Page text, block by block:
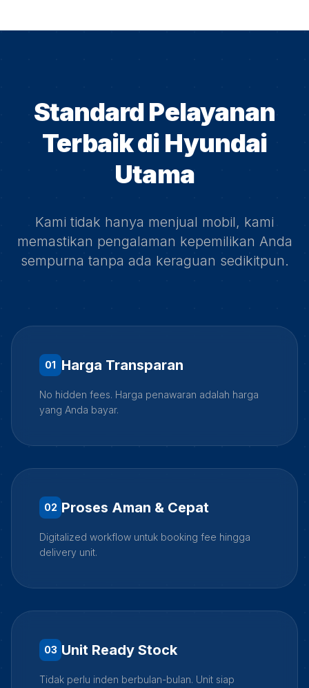
Standard Pelayanan
Terbaik di Hyundai
Utama
Kami tidak hanya menjual mobil, kami
memastikan pengalaman kepemilikan Anda
sempurna tanpa ada keraguan sedikitpun.
01 Harga Transparan
No hidden fees. Harga penawaran adalah harga
yang Anda bayar.
02 Proses Aman & Cepat
Digitalized workflow untuk booking fee hingga
delivery unit.
03 Unit Ready Stock
Tidak perlu inden berbulan-bulan. Unit siap